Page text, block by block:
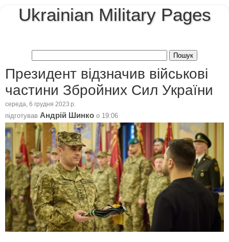
Ukrainian Military Pages
Президент відзначив військові
частини Збройних Сил України
середа, 6 грудня 2023 р.
підготував Андрій Шинко о 19:06